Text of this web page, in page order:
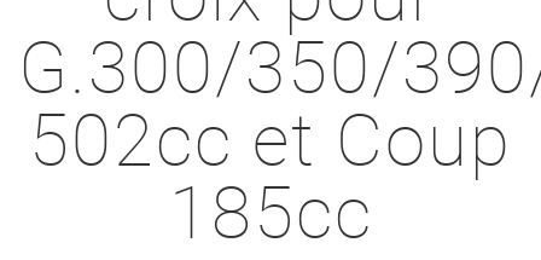
G.300/350/
502cc et Coup
185cc